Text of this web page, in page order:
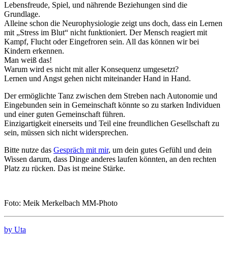
Lebensfreude, Spiel, und nährende Beziehungen sind die
Grundlage.
Alleine schon die Neurophysiologie zeigt uns doch, dass ein Lernen
mit „Stress im Blut“ nicht funktioniert. Der Mensch reagiert mit
Kampf, Flucht oder Eingefroren sein. All das können wir bei
Kindern erkennen.
Man weiß das!
Warum wird es nicht mit aller Konsequenz umgesetzt?
Lernen und Angst gehen nicht miteinander Hand in Hand.
Der ermöglichte Tanz zwischen dem Streben nach Autonomie und
Eingebunden sein in Gemeinschaft könnte so zu starken Individuen
und einer guten Gemeinschaft führen.
Einzigartigkeit einerseits und Teil eine freundlichen Gesellschaft zu
sein, müssen sich nicht widersprechen.
Bitte nutze das Gespräch mit mir, um dein gutes Gefühl und dein
Wissen darum, dass Dinge anderes laufen könnten, an den rechten
Platz zu rücken. Das ist meine Stärke.
Foto: Meik Merkelbach MM-Photo
by Uta